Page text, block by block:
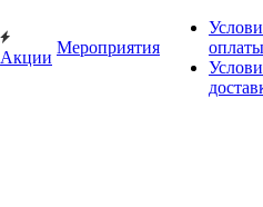
Акции
Мероприятия
оплаты